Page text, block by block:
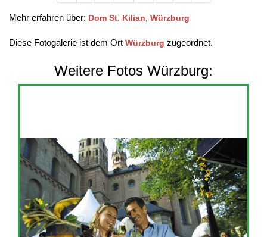
Mehr erfahren über: Dom St. Kilian, Würzburg
Diese Fotogalerie ist dem Ort Würzburg zugeordnet.
Weitere Fotos Würzburg: